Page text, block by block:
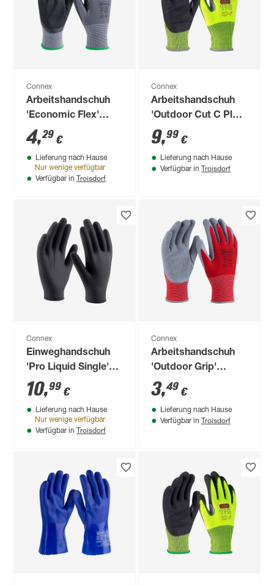
Connex
Arbeitshandschuh
'Economic Flex'
grau/schwarz Größe
8/M
4,29 €
Lieferung nach Hause
Nur wenige verfügbar
Verfügbar in Troisdorf
Connex
Arbeitshandschuh
'Outdoor Cut C Plus'
gelb/schwarz Größe
9/L
9,99 €
Lieferung nach Hause
Verfügbar in Troisdorf
Connex
Einweghandschuh
'Pro Liquid Single'
schwarz Größe 9/L
10,99 €
Lieferung nach Hause
Nur wenige verfügbar
Verfügbar in Troisdorf
Connex
Arbeitshandschuh
'Outdoor Grip'
rot/grau Größe 9/L
3,49 €
Lieferung nach Hause
Verfügbar in Troisdorf